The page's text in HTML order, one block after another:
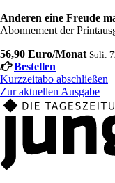
Anderen eine Freude
Abonnement der
56,90 Euro/Monat Soli:
Bestellen
Kurzzeitabo abschließen
Zur aktuellen Ausgabe